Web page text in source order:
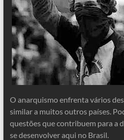
O anarquismo enfrenta vários
similar a muitos outros países.
questões que contribuem para a
se desenvolver aqui no Brasil.